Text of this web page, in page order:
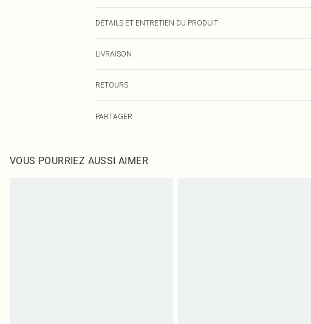
DÉTAILS ET ENTRETIEN DU PRODUIT
LIVRAISON
RETOURS
Veuillez noter que nous ne pouvons pas rembourser les
également être essayées en intérieur. Les articles pour la maison,
PARTAGER
VOUS POURRIEZ AUSSI AIMER